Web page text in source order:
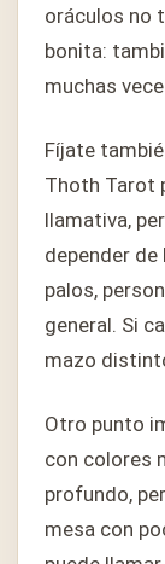
oráculos no
bonita:
muchas
Fíjate
Thoth Tarot
llamativa,
depender
palos,
general. Si
mazo
Otro punto
con colores
profundo,
mesa con